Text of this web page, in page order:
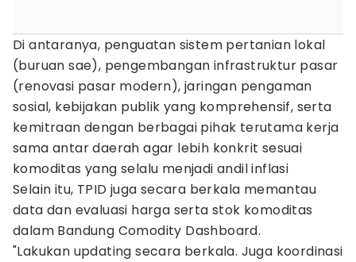
Di antaranya, penguatan sistem pertanian lokal
(buruan sae), pengembangan infrastruktur pasar
(renovasi pasar modern), jaringan pengaman
sosial, kebijakan publik yang komprehensif, serta
kemitraan dengan berbagai pihak terutama kerja
sama antar daerah agar lebih konkrit sesuai
komoditas yang selalu menjadi andil inflasi
Selain itu, TPID juga secara berkala memantau
data dan evaluasi harga serta stok komoditas
dalam Bandung Comodity Dashboard.
"Lakukan updating secara berkala. Juga koordinasi